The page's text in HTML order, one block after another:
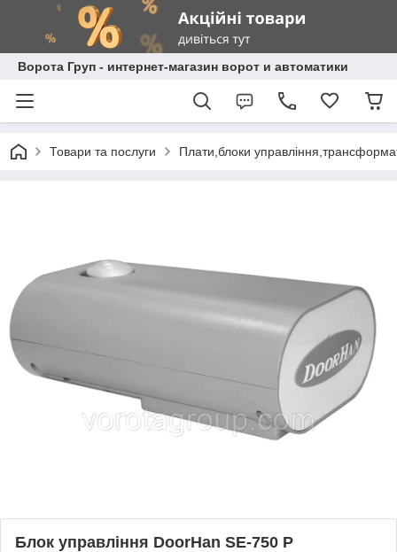
Ворота Груп - интернет-магазин ворот и автоматики
Товари та послуги Плати,блоки
Блок управління DoorHan SE-750 P